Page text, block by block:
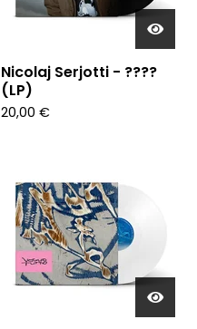
Nicolaj Serjotti - ????
(LP)
20,00 €